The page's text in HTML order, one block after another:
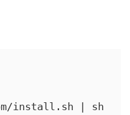
install.sh | sh